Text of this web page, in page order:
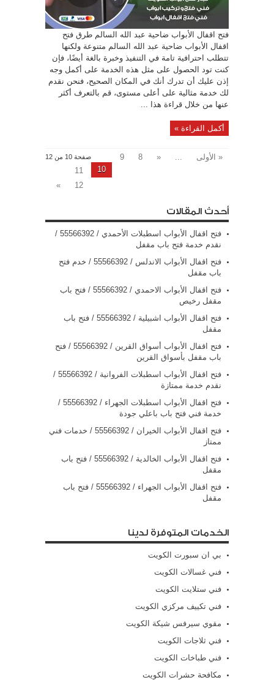
فتح اقفال الأبواب ضاحية عبد الله السالم طرق فتح
اقفال الأبواب ضاحية عبد الله السالم متنوعة ولكنها
تتطلب احترافية تامة في التنفيذ وخبرة بالغة أيضًا، فإن
كنت تود الحصول على مثل هذه الخدمة على أكمل وجه
إذن عليك أن تدرك أنك في المكان الصحيح، فنحن نقدم
لك خدمة مثالية على أعلى مستوى، قم بالتعرف أكثر
عنها من خلال قراءة هذا ...
أكمل القراءة »
صفحة 10 من 12 « الأولى ...
«
8
9
10
11
12
»
أحدث المقالات
فتح اقفال الأبواب اسطبلات الأحمدي / 55566392 /
نقدم خدمة فتح باب مقفل
فتح اقفال الأبواب الاندلس / 55566392 / خدم فتح
باب مقفل
فتح اقفال الأبواب الاحمدي / 55566392 / فتح باب
مقفل رخيص
فتح اقفال الأبواب اشبيلية / 55566392 / فتح باب
مقفل
فتح اقفال الأبواب أسواق القرين / 55566392 / فتح
باب مقفل بأسواق القرين
فتح اقفال الأبواب اسطبلات الفروانية / 55566392 /
نقدم خدمة ممتازة
فتح اقفال الأبواب اسطبلات الجهراء / 55566392 /
خدمة فني فتح باب باعلي جودة
فتح اقفال الأبواب الخيران / 55566392 / خدمات فني
ممتاز
فتح اقفال الأبواب الخالدية / 55566392 / فتح باب
مقفل
فتح اقفال الأبواب الجهراء / 55566392 / فتح باب
مقفل
الخدمات المتوفرة لدينا
بي ان سبورت الكويت
فني غسالات الكويت
فني ستلايت الكويت
فني تكييف مركزي الكويت
مقوي سيرفس شيكة الكويت
فني ثلاجات الكويت
فني طباخات الكويت
مكافحة حشرات الكويت